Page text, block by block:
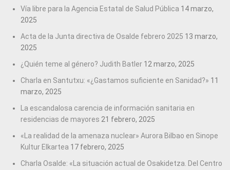
Vía libre para la Agencia Estatal de Salud Pública 14 marzo,
2025
Acta de la Junta directiva de Osalde febrero 2025 13 marzo,
2025
¿Quién teme al género? Judith Batler 12 marzo, 2025
Charla en Santutxu: «¿Gastamos suficiente en Sanidad?» 11
marzo, 2025
La escandalosa carencia de información sanitaria en
residencias de mayores 21 febrero, 2025
«La realidad de la amenaza nuclear» Aurora Bilbao en Sinope
Kultur Elkartea 17 febrero, 2025
Charla Osalde: «La situación actual de Osakidetza. Del Centro